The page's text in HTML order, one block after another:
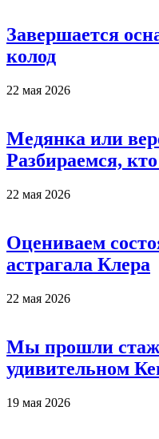
Завершается
колод
22 мая 2026
Медянка или
Разбираемся,
22 мая 2026
Оцениваем
астрагала Клера
22 мая 2026
Мы прошли
удивительном
19 мая 2026